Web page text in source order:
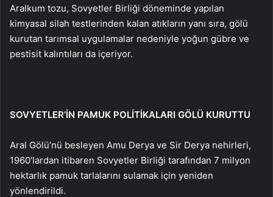
Aralkum tozu, Sovyetler Birliği döneminde yapılan
kimyasal silah testlerinden kalan atıkların yanı sıra, gölü
kurutan tarımsal uygulamalar nedeniyle yoğun gübre ve
pestisit kalıntıları da içeriyor.
SOVYETLER’İN PAMUK POLİTİKALARI GÖLÜ KURUTTU
Aral Gölü’nü besleyen Amu Derya ve Sir Derya nehirleri,
1960’lardan itibaren Sovyetler Birliği tarafından 7 milyon
hektarlık pamuk tarlalarını sulamak için yeniden
yönlendirildi.